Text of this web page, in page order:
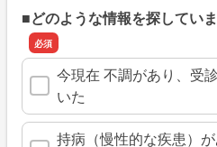
■どのような情報を探してい
今現在 不調があり、受
いた
持病（慢性的な疾患）